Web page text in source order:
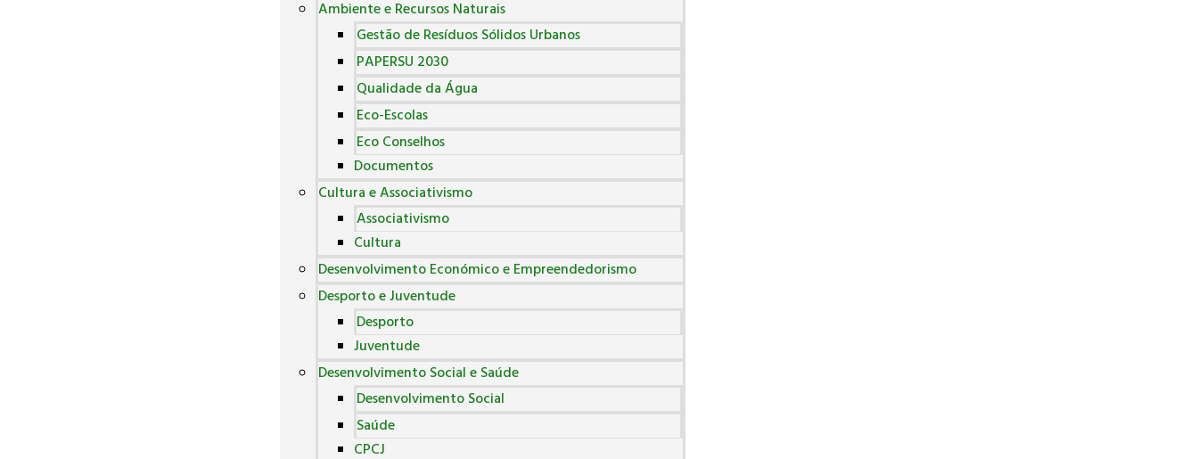
Ambiente e Recursos Naturais
Gestão de Resíduos Sólidos Urbanos
PAPERSU 2030
Qualidade da Água
Eco-Escolas
Eco Conselhos
Documentos
Cultura e Associativismo
Associativismo
Cultura
Desenvolvimento Económico e Empreendedorismo
Desporto e Juventude
Desporto
Juventude
Desenvolvimento Social e Saúde
Desenvolvimento Social
Saúde
CPCJ